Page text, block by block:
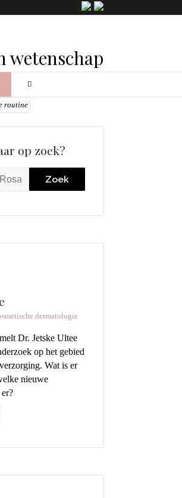
wetenschap
op zoek?
dermatologie
Dr. Jetske Ultee
op het gebied
Wat is er
nieuwe